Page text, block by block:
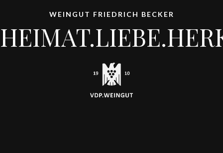
WEINGUT FRIEDRICH BECKER